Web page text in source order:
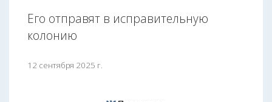
Его отправят в исправительную
колонию
12 сентября 2025 г.